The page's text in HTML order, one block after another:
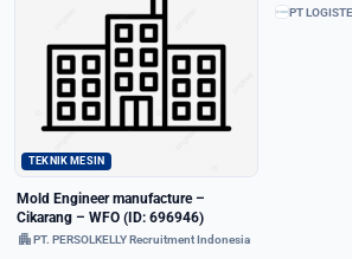
TEKNIK MESIN
Mold Engineer manufacture –
Cikarang – WFO (ID: 696946)
apartmentPT. PERSOLKELLY Recruitment Indonesia
PT